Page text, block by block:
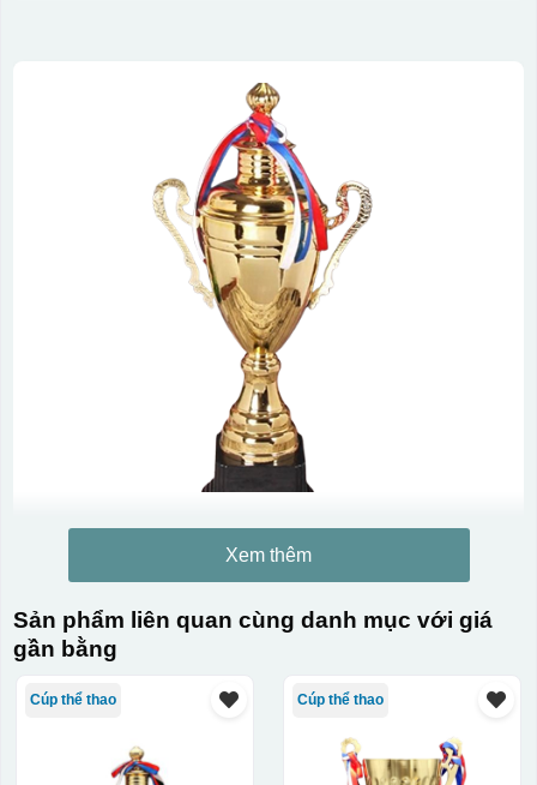
Xem thêm
Sản phẩm liên quan cùng danh mục với giá
gần bằng
Cúp thể thao Cúp thể thao